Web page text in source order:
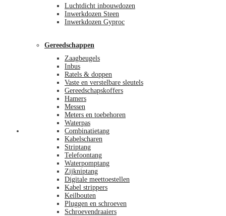
Luchtdicht inbouwdozen
Inwerkdozen Steen
Inwerkdozen Gyproc
Gereedschappen
Zaagbeugels
Inbus
Ratels & doppen
Vaste en verstelbare sleutels
Gereedschapskoffers
Hamers
Messen
Meters en toebehoren
Waterpas
Combinatietang
Kabelscharen
Striptang
Telefoontang
Waterpomptang
Zijkniptang
Digitale meettoestellen
Kabel strippers
Keilbouten
Pluggen en schroeven
Schroevendraaiers